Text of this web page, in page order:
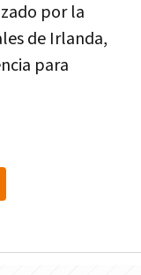
por la
de Irlanda,
para